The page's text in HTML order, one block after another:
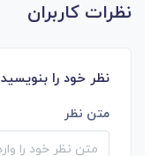
نظرات کاربران
نظر خود را بنویسید
متن نظر